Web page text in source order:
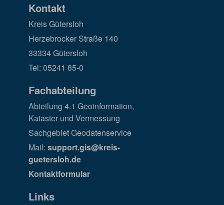
Kontakt
Kreis Gütersloh
Herzebrocker Straße 140
33334 Gütersloh
Tel: 05241 85-0
Fachabteilung
Abteilung 4.1 Geoinformation,
Kataster und Vermessung
Sachgebiet Geodatenservice
Mail: support.gis@kreis-
guetersloh.de
Kontaktformular
Links